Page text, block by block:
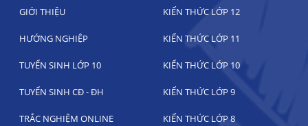
GIỚI THIỆU KIẾN THỨC LỚP 12
HƯỚNG NGHIỆP KIẾN THỨC LỚP 11
TUYỂN SINH LỚP 10 KIẾN THỨC LỚP 10
TUYỂN SINH CĐ - ĐH KIẾN THỨC LỚP 9
TRẮC NGHIỆM ONLINE KIẾN THỨC LỚP 8